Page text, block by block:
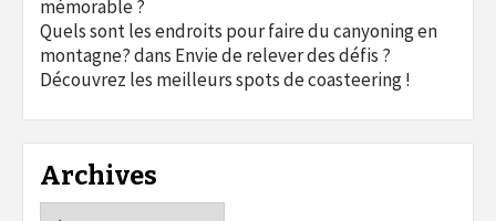
mémorable ?
Quels sont les endroits pour faire du canyoning en
montagne?dans Envie de relever des défis ?
Découvrez les meilleurs spots de coasteering !
Archives